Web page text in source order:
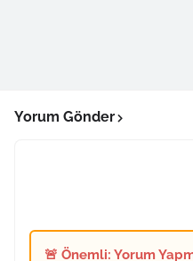
Yorum Gönder
🚨 Önemli: Yorum